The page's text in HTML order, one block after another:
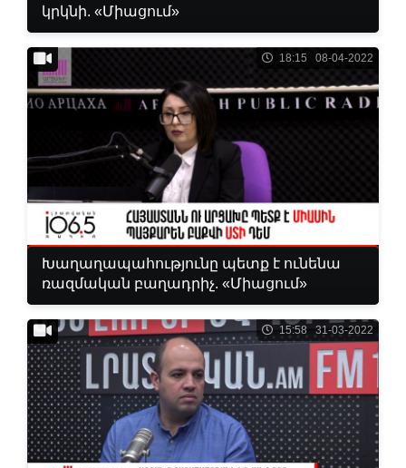
կրկնի. «Միացում»
18:15 08-04-2022
Խաղաղապահությունը պետք է ունենա
ռազմական բաղադրիչ. «Միացում»
15:58 31-03-2022